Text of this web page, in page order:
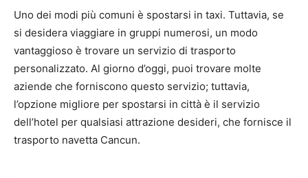
Uno dei modi più comuni è spostarsi in taxi. Tuttavia, se
si desidera viaggiare in gruppi numerosi, un modo
vantaggioso è trovare un servizio di trasporto
personalizzato. Al giorno d’oggi, puoi trovare molte
aziende che forniscono questo servizio; tuttavia,
l’opzione migliore per spostarsi in città è il servizio
dell’hotel per qualsiasi attrazione desideri, che fornisce il
trasporto navetta Cancun.